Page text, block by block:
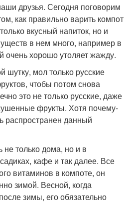
друзья. Сегодня поговорим
как правильно варить компот
вкусный напиток, но и
в нем много, например в
очень хорошо утоляет жажду.
шутку, мол только русские
чтобы потом снова
это не только русские, даже
фрукты. Хотя почему-
распространен данный
не только дома, но и в
кафе и так далее. Все
витаминов в компоте, он
зимой. Весной, когда
зимы, его обязательно